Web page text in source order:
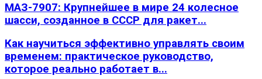
МАЗ-7907: Крупнейшее в мире 24 колесное
шасси, созданное в СССР для ракет...
Как научиться эффективно управлять своим
временем: практическое руководство,
которое реально работает в...